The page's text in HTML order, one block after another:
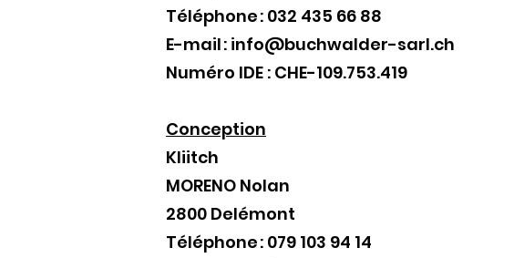
Téléphone : 032 435 66 88
E-mail : info@buchwalder-sarl.ch
Numéro IDE : CHE-109.753.419
Conception
Kliitch
MORENO Nolan
2800 Delémont
Téléphone : 079 103 94 14